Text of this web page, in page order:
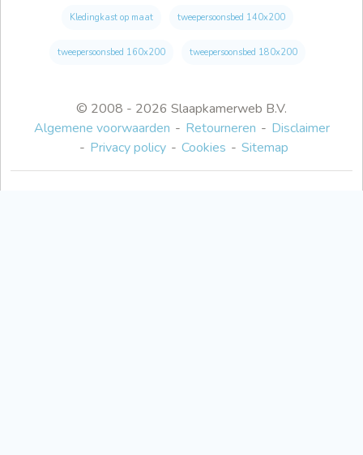
© 2008 - 2026 Slaapkamerweb B.V.
Algemene voorwaarden
Retourneren
Disclaimer
Privacy policy
Cookies Sitemap
Kledingkast op maat tweepersoonsbed 140x200
tweepersoonsbed 160x200 tweepersoonsbed 180x200